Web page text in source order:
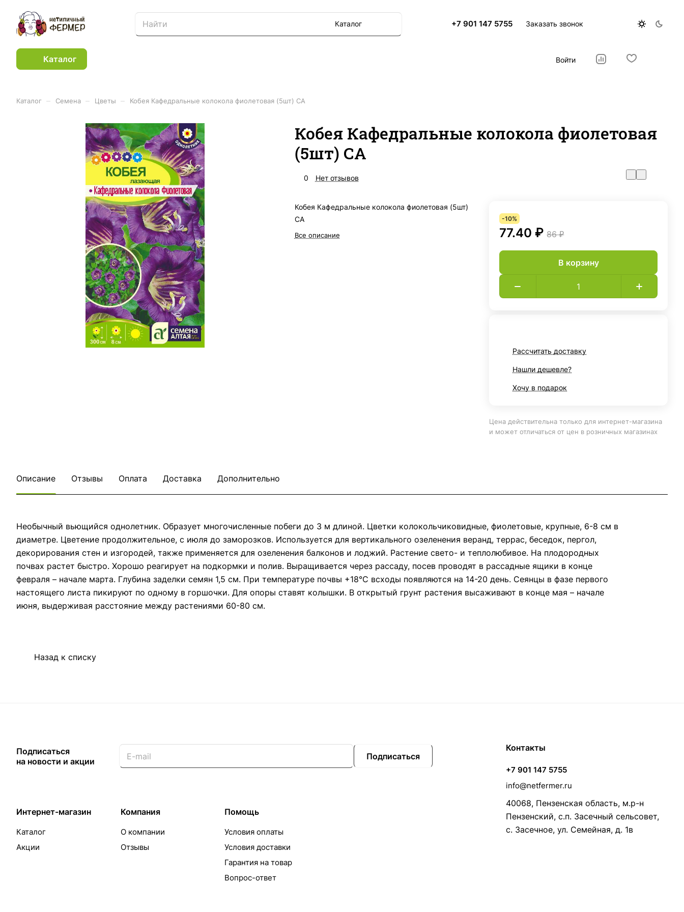
Каталог +7 901 147 5755 Заказать звонок
Каталог Войти
Каталог Семена Цветы Кобея Кафедральные колокола фиолетовая (5шт) СА
Кобея Кафедральные колокола фиолетовая
(5шт) СА
0 Нет отзывов
Кобея Кафедральные колокола фиолетовая (5шт)
СА
Все описание
-10%
77.40 ₽ 86 ₽
В корзину
Рассчитать доставку
Нашли дешевле?
Хочу в подарок
Цена действительна только для интернет-магазина
и может отличаться от цен в розничных магазинах
Описание Отзывы Оплата Доставка Дополнительно
Необычный вьющийся однолетник. Образует многочисленные побеги до 3 м длиной. Цветки колокольчиковидные, фиолетовые, крупные, 6-8 см в
диаметре. Цветение продолжительное, с июля до заморозков. Используется для вертикального озеленения веранд, террас, беседок, пергол,
декорирования стен и изгородей, также применяется для озеленения балконов и лоджий. Растение свето- и теплолюбивое. На плодородных
почвах растет быстро. Хорошо реагирует на подкормки и полив. Выращивается через рассаду, посев проводят в рассадные ящики в конце
февраля – начале марта. Глубина заделки семян 1,5 см. При температуре почвы +18°C всходы появляются на 14-20 день. Сеянцы в фазе первого
настоящего листа пикируют по одному в горшочки. Для опоры ставят колышки. В открытый грунт растения высаживают в конце мая – начале
июня, выдерживая расстояние между растениями 60-80 см.
Назад к списку
Подписаться
на новости и акции
Подписаться
Интернет-магазин
Каталог
Акции
Компания
О компании
Отзывы
Помощь
Условия оплаты
Условия доставки
Гарантия на товар
Вопрос-ответ
Контакты
+7 901 147 5755
info@netfermer.ru
40068, Пензенская область, м.р-н
Пензенский, с.п. Засечный сельсовет,
с. Засечное, ул. Семейная, д. 1в